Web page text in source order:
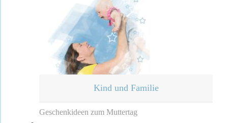
Kind und Familie
Geschenkideen zum Muttertag